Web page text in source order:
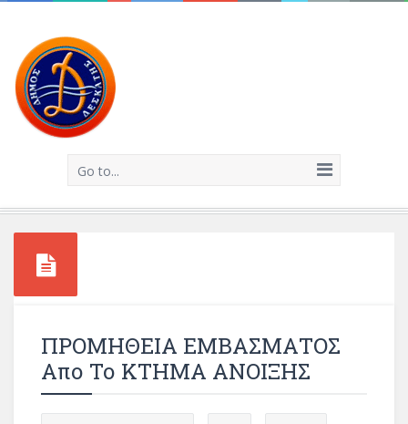
Go to...
ΠΡΟΜΗΘΕΙΑ ΕΜΒΑΣΜΑΤΟΣ
Απο Το ΚΤΗΜΑ ΑΝΟΙΞΗΣ